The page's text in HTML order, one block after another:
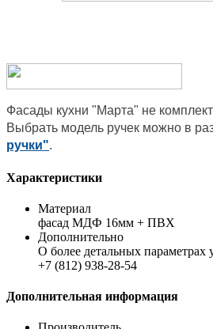
Фасады кухни "Марта" не
Выбрать модель ручек можно в
ручки".
Характеристики
Материал
фасад МДФ 16мм + ПВХ
Дополнительно
О более детальных параметрах
+7 (812) 938-28-54
Дополнительная информация